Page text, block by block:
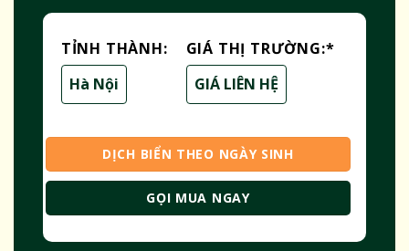
TỈNH THÀNH:
Hà Nội
GIÁ THỊ TRƯỜNG:*
GIÁ LIÊN HỆ
DỊCH BIỂN THEO NGÀY SINH
GỌI MUA NGAY